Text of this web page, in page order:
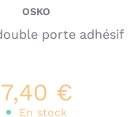
OSKO
porte adhésif
7,40 €
En stock